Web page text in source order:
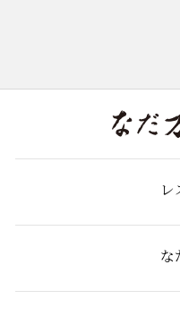
レ
な